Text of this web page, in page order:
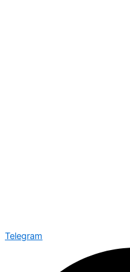
Telegram